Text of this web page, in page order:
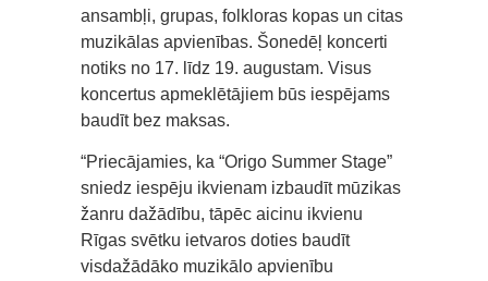
ansambļi, grupas, folkloras kopas un citas
muzikālas apvienības. Šonedēļ koncerti
notiks no 17. līdz 19. augustam. Visus
koncertus apmeklētājiem būs iespējams
baudīt bez maksas.
“Priecājamies, ka “Origo Summer Stage”
sniedz iespēju ikvienam izbaudīt mūzikas
žanru dažādību, tāpēc aicinu ikvienu
Rīgas svētku ietvaros doties baudīt
visdažādāko muzikālo apvienību